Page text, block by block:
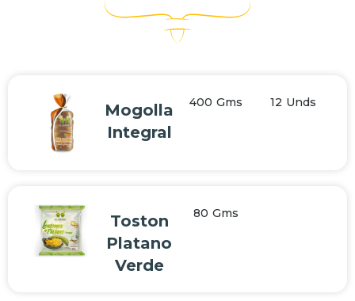
Mogolla
Integral
400 Gms 12 Unds
Toston
Platano
Verde
80 Gms